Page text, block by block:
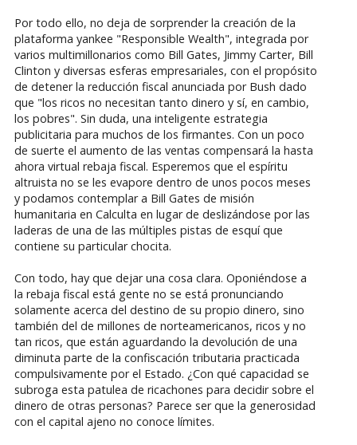
Por todo ello, no deja de sorprender la creación de la
plataforma yankee "Responsible Wealth", integrada por
varios multimillonarios como Bill Gates, Jimmy Carter, Bill
Clinton y diversas esferas empresariales, con el propósito
de detener la reducción fiscal anunciada por Bush dado
que "los ricos no necesitan tanto dinero y sí, en cambio,
los pobres". Sin duda, una inteligente estrategia
publicitaria para muchos de los firmantes. Con un poco
de suerte el aumento de las ventas compensará la hasta
ahora virtual rebaja fiscal. Esperemos que el espíritu
altruista no se les evapore dentro de unos pocos meses
y podamos contemplar a Bill Gates de misión
humanitaria en Calculta en lugar de deslizándose por las
laderas de una de las múltiples pistas de esquí que
contiene su particular chocita.
Con todo, hay que dejar una cosa clara. Oponiéndose a
la rebaja fiscal está gente no se está pronunciando
solamente acerca del destino de su propio dinero, sino
también del de millones de norteamericanos, ricos y no
tan ricos, que están aguardando la devolución de una
diminuta parte de la confiscación tributaria practicada
compulsivamente por el Estado. ¿Con qué capacidad se
subroga esta patulea de ricachones para decidir sobre el
dinero de otras personas? Parece ser que la generosidad
con el capital ajeno no conoce límites.